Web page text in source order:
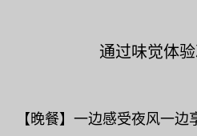
通过味觉体
【晚餐】一边感受夜风一边